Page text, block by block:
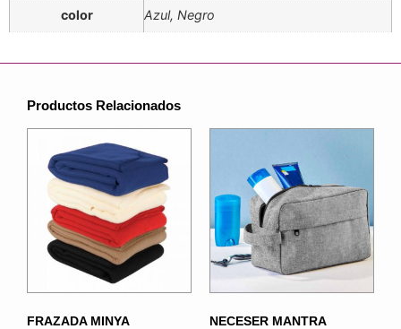
color Azul, Negro
Productos Relacionados
FRAZADA MINYA NECESER MANTRA